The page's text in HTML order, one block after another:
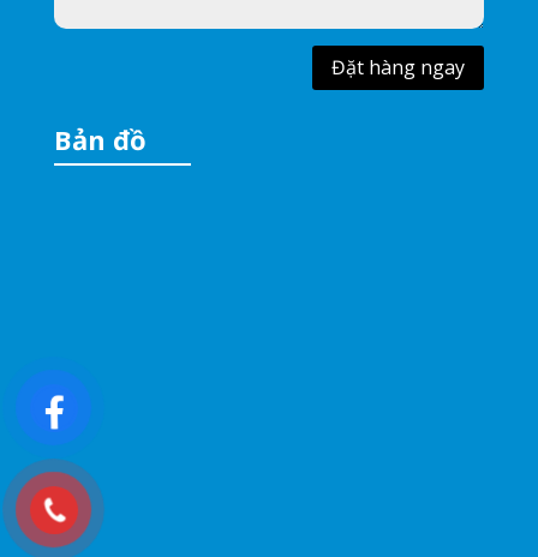
Đặt hàng ngay
Bản đồ